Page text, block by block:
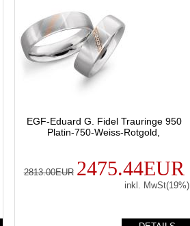
EGF-Eduard G. Fidel Trauringe 950
Platin-750-Weiss-Rotgold,
2813.00EUR 2475.44EUR
inkl. MwSt(19%)